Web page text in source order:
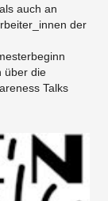
auch an
der
über die
Talks